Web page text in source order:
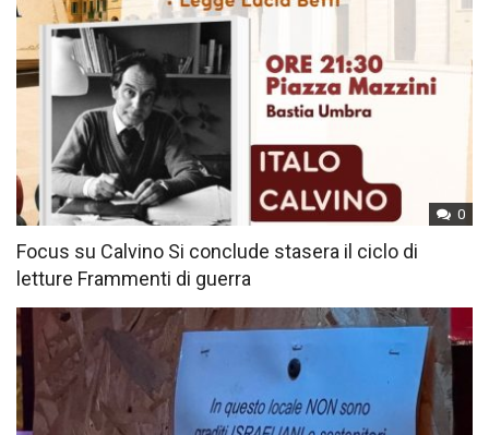
0
Focus su Calvino Si conclude stasera il ciclo di
letture Frammenti di guerra